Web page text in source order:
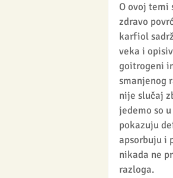
O ovoj temi
zdravo
karfiol
veka i
goitrogeni
smanjenog
nije slučaj
jedemo so
pokazuju
apsorbuju i
nikada ne
razloga.